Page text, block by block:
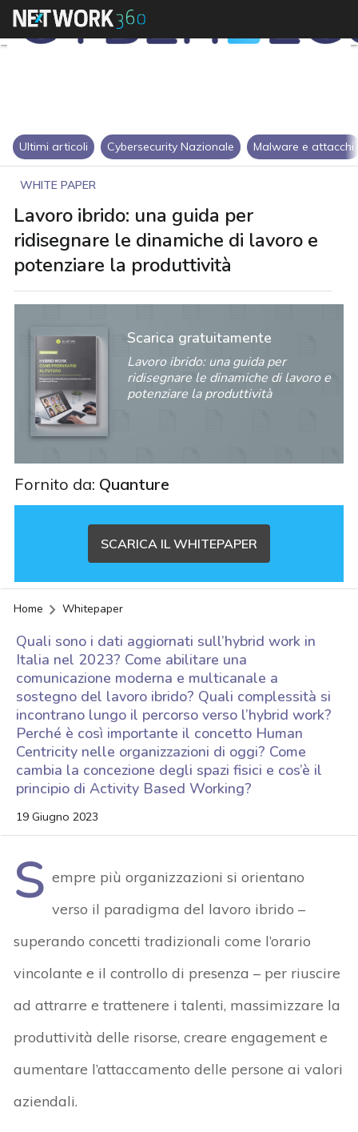
Ultimi articoli Cybersecurity Nazionale Malware e attacchi
WHITE PAPER
Lavoro ibrido: una guida per
ridisegnare le dinamiche di lavoro e
potenziare la produttività
Scarica gratuitamente
Lavoro ibrido: una guida per
ridisegnare le dinamiche di lavoro e
potenziare la produttività
Fornito da: Quanture
SCARICA IL WHITEPAPER
Home Whitepaper
Quali sono i dati aggiornati sull’hybrid work in
Italia nel 2023? Come abilitare una
comunicazione moderna e multicanale a
sostegno del lavoro ibrido? Quali complessità si
incontrano lungo il percorso verso l’hybrid work?
Perché è così importante il concetto Human
Centricity nelle organizzazioni di oggi? Come
cambia la concezione degli spazi fisici e cos’è il
principio di Activity Based Working?
19 Giugno 2023
S empre più organizzazioni si orientano
verso il paradigma del lavoro ibrido –
superando concetti tradizionali come l’orario
vincolante e il controllo di presenza – per riuscire
ad attrarre e trattenere i talenti, massimizzare la
produttività delle risorse, creare engagement e
aumentare l’attaccamento delle persone ai valori
aziendali.